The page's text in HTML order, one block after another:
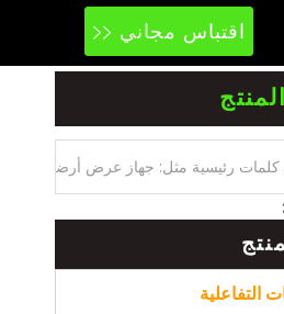
اقتباس مجاني
التفاعلية